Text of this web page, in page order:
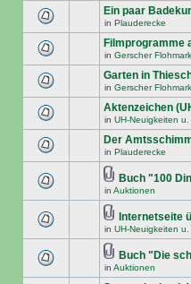
Ein paar
in Plauderecke
Filmprogramme
in Gerscher
Garten in
in Gerscher
Aktenzeichen
in UH-Neuigkeiten u.
Der
in Plauderecke
Buch "100
in Auktionen
Internetseite
in UH-Neuigkeiten u.
Buch "Die
in Auktionen